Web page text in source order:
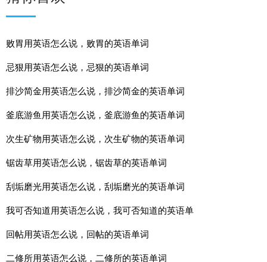
败胃用英语怎么说，败胃的英语单词
忌狠用英语怎么说，忌狠的英语单词
排沙简金用英语怎么说，排沙简金的英语单词
釜底游鱼用英语怎么说，釜底游鱼的英语单词
次生矿物用英语怎么说，次生矿物的英语单词
锯齿草用英语怎么说，锯齿草的英语单词
刮垢磨光用英语怎么说，刮垢磨光的英语单词
我可否知道用英语怎么说，我可否知道的英语单
回帖用英语怎么说，回帖的英语单词
二修所用英语怎么说，二修所的英语单词